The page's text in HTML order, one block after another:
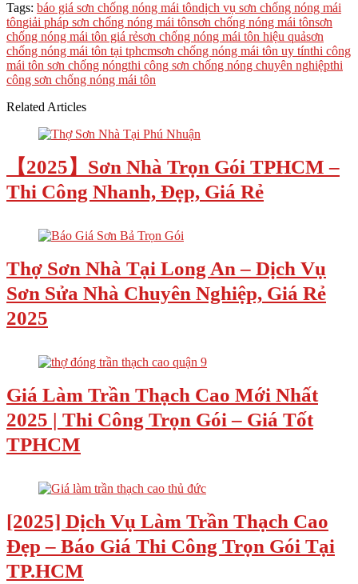
Tags: báo giá sơn chống nóng mái tôndịch vụ sơn chống nóng mái
tôngiải pháp sơn chống nóng mái tônsơn chống nóng mái tônsơn
chống nóng mái tôn giá rẻsơn chống nóng mái tôn hiệu quảsơn
chống nóng mái tôn tại tphcmsơn chống nóng mái tôn uy tínthi công
mái tôn sơn chống nóngthi công sơn chống nóng chuyên nghiệpthi
công sơn chống nóng mái tôn
Related Articles
【2025】Sơn Nhà Trọn Gói TPHCM –
Thi Công Nhanh, Đẹp, Giá Rẻ
Thợ Sơn Nhà Tại Long An – Dịch Vụ
Sơn Sửa Nhà Chuyên Nghiệp, Giá Rẻ
2025
Giá Làm Trần Thạch Cao Mới Nhất
2025 | Thi Công Trọn Gói – Giá Tốt
TPHCM
[2025] Dịch Vụ Làm Trần Thạch Cao
Đẹp – Báo Giá Thi Công Trọn Gói Tại
TP.HCM